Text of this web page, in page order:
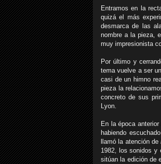
Entramos en la
quizá el más
desmarca de las
nombre a la pieza,
muy impresionista
Por último y
tema vuelve a ser
casi de un himno
pieza la
concreto de sus
Lyon.
En la época
habiendo
llamó la atención de
1982, los sonidos y
sitúan la edición de